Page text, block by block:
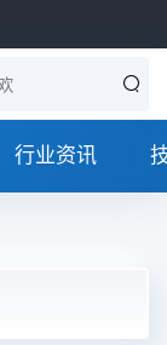
行业资讯